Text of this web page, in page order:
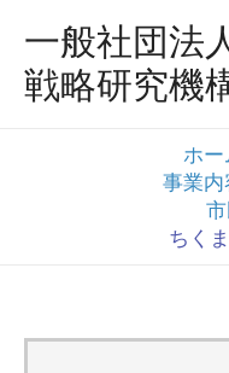
一般社団法
戦略研究機
ホー
事業内
ちく